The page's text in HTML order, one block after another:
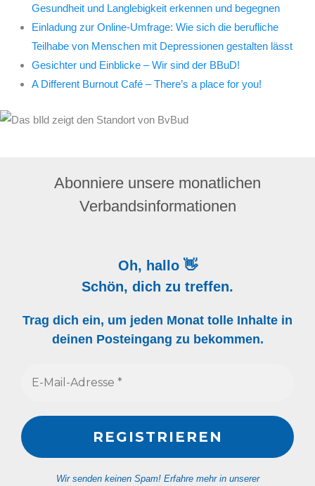
Gesundheit und Langlebigkeit erkennen und begegnen
Einladung zur Online-Umfrage: Wie sich die berufliche
Teilhabe von Menschen mit Depressionen gestalten lässt
Gesichter und Einblicke – Wir sind der BBuD!
A Different Burnout Café – There’s a place for you!
Abonniere unsere monatlichen
Verbandsinformationen
Oh, hallo 👋
Schön, dich zu treffen.
Trag dich ein, um jeden Monat tolle Inhalte in
deinen Posteingang zu bekommen.
Wir senden keinen Spam! Erfahre mehr in unserer